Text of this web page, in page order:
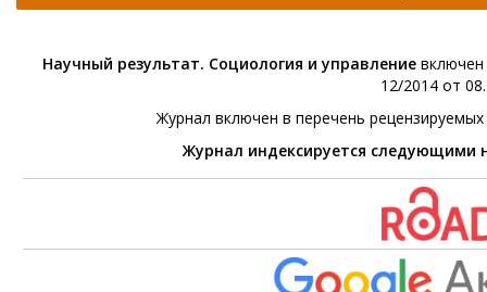
Научный результат. Социология и управление
12/2014 от
Журнал включен в перечень
Журнал индексируется